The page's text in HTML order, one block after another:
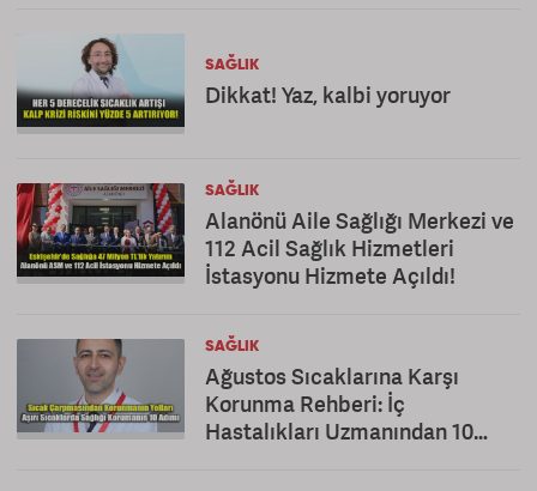
SAĞLIK
Dikkat! Yaz, kalbi yoruyor
SAĞLIK
Alanönü Aile Sağlığı Merkezi ve
112 Acil Sağlık Hizmetleri
İstasyonu Hizmete Açıldı!
SAĞLIK
Ağustos Sıcaklarına Karşı
Korunma Rehberi: İç
Hastalıkları Uzmanından 10